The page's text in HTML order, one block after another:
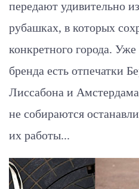
передают удивительно
рубашках, в которых
конкретного города.
бренда есть отпечатки
Лиссабона и
не собираются
их работы...